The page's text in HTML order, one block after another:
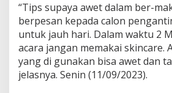
“Tips supaya awet dalam ber-
berpesan kepada calon
untuk jauh hari. Dalam waktu 2
acara jangan memakai skincare.
yang di gunakan bisa awet dan
jelasnya. Senin (11/09/2023).